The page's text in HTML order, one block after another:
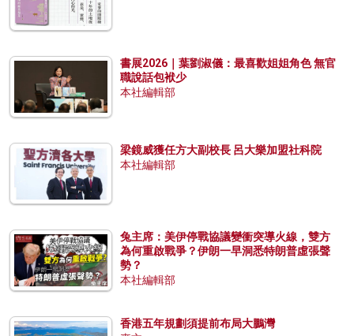
書展2026｜葉劉淑儀：最喜歡姐姐角色 無官
職說話包袱少
本社編輯部
梁鏡威獲任方大副校長 呂大樂加盟社科院
本社編輯部
兔主席：美伊停戰協議變衝突導火線，雙方
為何重啟戰爭？伊朗一早洞悉特朗普虛張聲
勢？
本社編輯部
香港五年規劃須提前布局大鵬灣